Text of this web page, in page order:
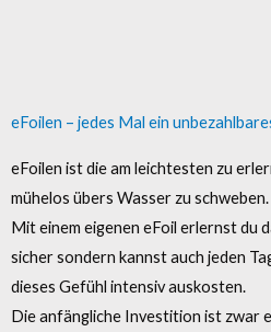
eFoilen – jedes Mal ein
eFoilen ist die am leichtesten zu
mühelos übers Wasser zu schweben.
Mit einem eigenen eFoil erlernst du
sicher sondern kannst auch jeden
dieses Gefühl intensiv auskosten.
Die anfängliche Investition ist zwar